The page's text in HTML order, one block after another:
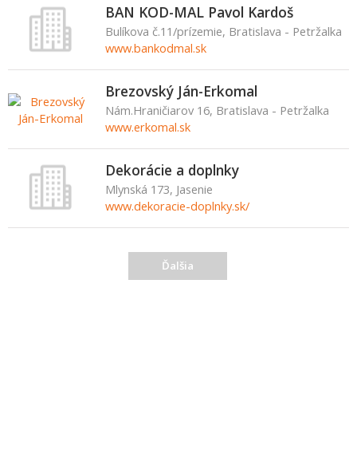
BAN KOD-MAL Pavol Kardoš
Bulíkova č.11/prízemie, Bratislava - Petržalka
www.bankodmal.sk
Brezovský Ján-Erkomal
Nám.Hraničiarov 16, Bratislava - Petržalka
www.erkomal.sk
Dekorácie a doplnky
Mlynská 173, Jasenie
www.dekoracie-doplnky.sk/
Ďalšia